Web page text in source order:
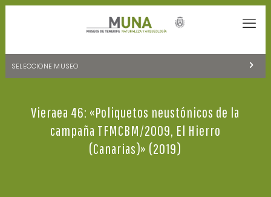
SELECCIONE MUSEO
NATURALEZA Y ARQUEOLOGÍA
LA CIENCIA Y EL COSMOS
Vieraea 46: «Poliquetos neustónicos de la
campaña TFMCBM/2009, El Hierro
(Canarias)» (2019)